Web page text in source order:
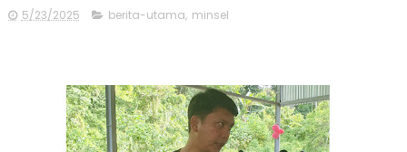
5/23/2025 berita-utama, minsel